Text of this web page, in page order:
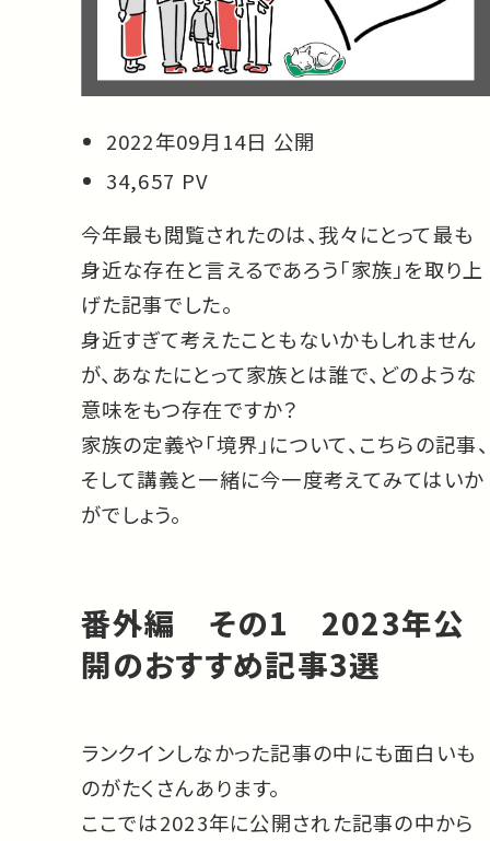
2022年09月14日 公開
34,657 PV
今年最も閲覧されたのは、我々にとって最も
身近な存在と言えるであろう「家族」を取り上
げた記事でした。
身近すぎて考えたこともないかもしれません
が、あなたにとって家族とは誰で、どのような
意味をもつ存在ですか？
家族の定義や「境界」について、こちらの記事、
そして講義と一緒に今一度考えてみてはいか
がでしょう。
番外編 その1 2023年公
開のおすすめ記事3選
ランクインしなかった記事の中にも面白いも
のがたくさんあります。
ここでは2023年に公開された記事の中から